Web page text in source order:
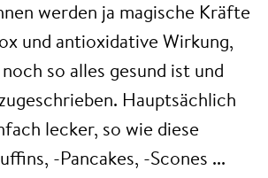
werden ja magische Kräfte
und antioxidative Wirkung,
so alles gesund ist und
Hauptsächlich
lecker, so wie diese
-Pancakes, -Scones ...